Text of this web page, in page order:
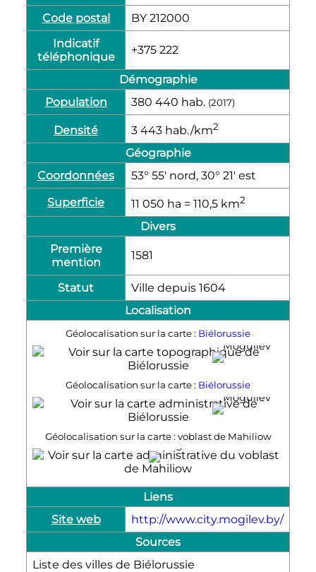
Code postal
BY 212000
Indicatif
téléphonique
+375 222
Démographie
Population
380 440 hab. (2017)
Densité 3 443 hab./km2
Géographie
Coordonnées
53° 55′ nord, 30° 21′ est
Superficie
11 050 ha = 110,5 km2
Divers
Première
mention
1581
Statut
Ville depuis 1604
Localisation
Géolocalisation sur la carte : Biélorussie
Moguilev
Géolocalisation sur la carte : Biélorussie
Moguilev
Géolocalisation sur la carte : voblast de Mahiliow
Liens
Site web
http://www.city.mogilev.by/
Sources
Liste des villes de Biélorussie